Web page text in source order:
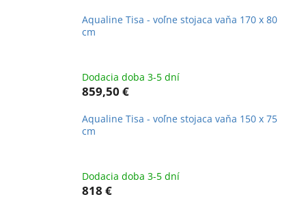
Aqualine Tisa - voľne stojaca vaňa 170 x 80
cm
Dodacia doba 3-5 dní
859,50 €
Aqualine Tisa - voľne stojaca vaňa 150 x 75
cm
Dodacia doba 3-5 dní
818 €